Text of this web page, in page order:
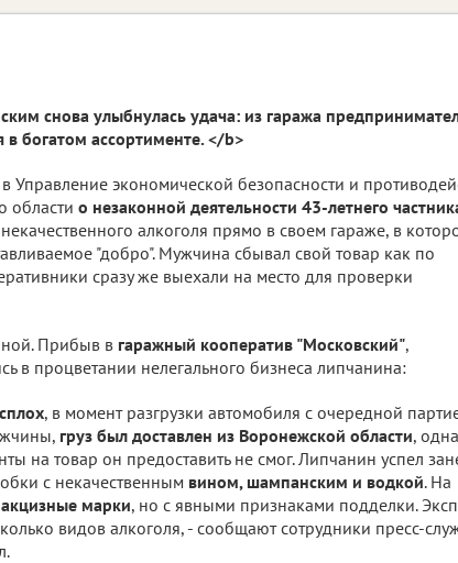
снова улыбнулась удача: из гаража
в богатом ассортименте. </b>
Управление экономической безопасности и
области о незаконной деятельности 43-летнего
алкоголя прямо в своем гараже, в
"добро". Мужчина сбывал свой товар как по
сразу же выехали на место для проверки
Прибыв в гаражный кооператив "Московский",
в процветании нелегального бизнеса липчанина:
, в момент разгрузки автомобиля с очередной
груз был доставлен из Воронежской области,
на товар он предоставить не смог. Липчанин успел
с некачественным вином, шампанским и водкой. На
марки, но с явными признаками подделки.
видов алкоголя, - сообщают сотрудники пресс-